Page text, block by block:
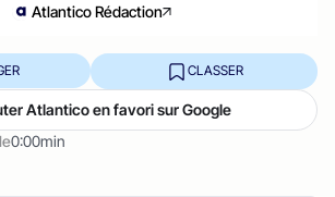
Atlantico Rédaction
0:00min
CLASSER
Atlantico en favori sur Google